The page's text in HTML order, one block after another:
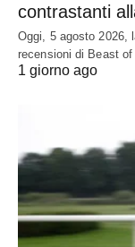
contrastanti
Oggi, 5 agosto 2026,
recensioni di Beast of
1 giorno ago